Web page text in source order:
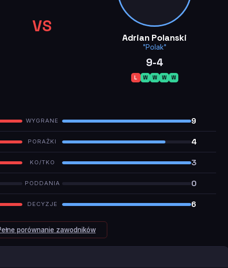
VS
Adrian Polanski
"Polak"
9-4
L W W W W
WYGRANE
9
PORAŻKI
4
KO/TKO
3
PODDANIA
0
DECYZJE 6
porównanie zawodników